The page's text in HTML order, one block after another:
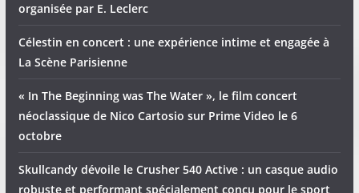
organisée par E. Leclerc
Célestin en concert : une expérience intime et engagée à
La Scène Parisienne
« In The Beginning was The Water », le film concert
néoclassique de Nico Cartosio sur Prime Video le 6
octobre
Skullcandy dévoile le Crusher 540 Active : un casque audio
robuste et performant spécialement conçu pour le sport